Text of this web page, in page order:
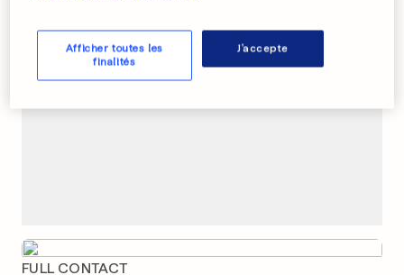
FULL CONTACT
Afficher toutes les
finalités
J'accepte